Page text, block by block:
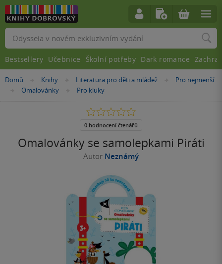
Nacházíte
Domů »Knihy »
Literatura pro děti a mládež »Pro nejmenší
»
Omalovánky »Pro kluky
Omalovánky se samolepkami Piráti
Autor Neznámý
0.0
5
0 hodnocení čtenářů
Vyhledávání
Bestsellery Učebnice Školní potřeby Dark romance